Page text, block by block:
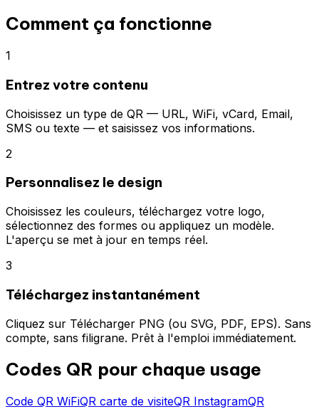
Comment ça fonctionne
1
Entrez votre contenu
Choisissez un type de QR — URL, WiFi, vCard, Email,
SMS ou texte — et saisissez vos informations.
2
Personnalisez le design
Choisissez les couleurs, téléchargez votre logo,
sélectionnez des formes ou appliquez un modèle.
L'aperçu se met à jour en temps réel.
3
Téléchargez instantanément
Cliquez sur Télécharger PNG (ou SVG, PDF, EPS). Sans
compte, sans filigrane. Prêt à l'emploi immédiatement.
Codes QR pour chaque usage
Code QR WiFiQR carte de visiteQR InstagramQR